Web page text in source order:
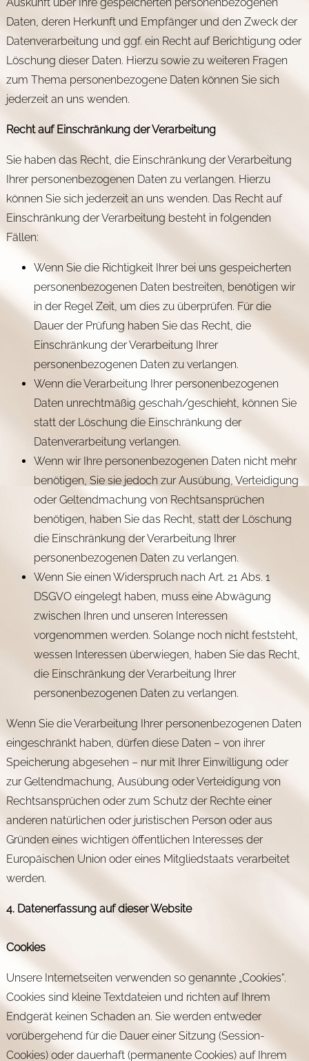
Daten, deren Herkunft und Empfänger und den Zweck der
Datenverarbeitung und ggf. ein Recht auf Berichtigung oder
Löschung dieser Daten. Hierzu sowie zu weiteren Fragen
zum Thema personenbezogene Daten können Sie sich
jederzeit an uns wenden.
Recht auf Einschränkung der Verarbeitung
Sie haben das Recht, die Einschränkung der Verarbeitung
Ihrer personenbezogenen Daten zu verlangen. Hierzu
können Sie sich jederzeit an uns wenden. Das Recht auf
Einschränkung der Verarbeitung besteht in folgenden
Fällen:
Wenn Sie die Richtigkeit Ihrer bei uns gespeicherten
personenbezogenen Daten bestreiten, benötigen wir
in der Regel Zeit, um dies zu überprüfen. Für die
Dauer der Prüfung haben Sie das Recht, die
Einschränkung der Verarbeitung Ihrer
personenbezogenen Daten zu verlangen.
Wenn die Verarbeitung Ihrer personenbezogenen
Daten unrechtmäßig geschah/geschieht, können Sie
statt der Löschung die Einschränkung der
Datenverarbeitung verlangen.
Wenn wir Ihre personenbezogenen Daten nicht mehr
benötigen, Sie sie jedoch zur Ausübung, Verteidigung
oder Geltendmachung von Rechtsansprüchen
benötigen, haben Sie das Recht, statt der Löschung
die Einschränkung der Verarbeitung Ihrer
personenbezogenen Daten zu verlangen.
Wenn Sie einen Widerspruch nach Art. 21 Abs. 1
DSGVO eingelegt haben, muss eine Abwägung
zwischen Ihren und unseren Interessen
vorgenommen werden. Solange noch nicht feststeht,
wessen Interessen überwiegen, haben Sie das Recht,
die Einschränkung der Verarbeitung Ihrer
personenbezogenen Daten zu verlangen.
Wenn Sie die Verarbeitung Ihrer personenbezogenen Daten
eingeschränkt haben, dürfen diese Daten – von ihrer
Speicherung abgesehen – nur mit Ihrer Einwilligung oder
zur Geltendmachung, Ausübung oder Verteidigung von
Rechtsansprüchen oder zum Schutz der Rechte einer
anderen natürlichen oder juristischen Person oder aus
Gründen eines wichtigen öffentlichen Interesses der
Europäischen Union oder eines Mitgliedstaats verarbeitet
werden.
4. Datenerfassung auf dieser Website
Cookies
Unsere Internetseiten verwenden so genannte „Cookies“.
Cookies sind kleine Textdateien und richten auf Ihrem
Endgerät keinen Schaden an. Sie werden entweder
vorübergehend für die Dauer einer Sitzung (Session-
Cookies) oder dauerhaft (permanente Cookies) auf Ihrem